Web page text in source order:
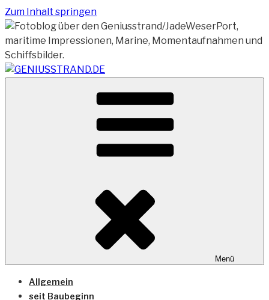
Zum Inhalt springen
GENIUSSTRAND.DE
Vom Geniusstrand zum JadeWeserPort/Container
Terminal Wilhelmshaven
Menü
Allgemein
seit Baubeginn